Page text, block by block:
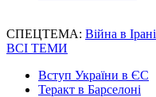
СПЕЦТЕМА: Війна в Ірані
ВСІ ТЕМИ
Вступ України в ЄС
Теракт в Барселоні